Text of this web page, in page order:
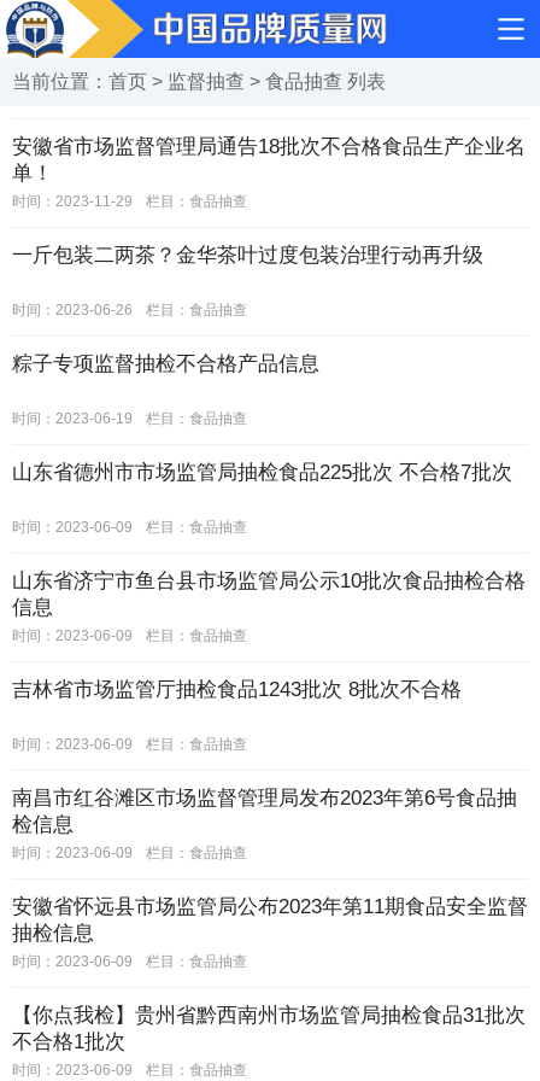
当前位置： 首页 > 监督抽查 > 食品抽查 列表
安徽省市场监督管理局通告18批次不合格食品生产企业名
单！
时间：2023-11-29 栏目： 食品抽查
一斤包装二两茶？金华茶叶过度包装治理行动再升级
时间：2023-06-26 栏目： 食品抽查
粽子专项监督抽检不合格产品信息
时间：2023-06-19 栏目： 食品抽查
山东省德州市市场监管局抽检食品225批次 不合格7批次
时间：2023-06-09 栏目： 食品抽查
山东省济宁市鱼台县市场监管局公示10批次食品抽检合格
信息
时间：2023-06-09 栏目： 食品抽查
吉林省市场监管厅抽检食品1243批次 8批次不合格
时间：2023-06-09 栏目： 食品抽查
南昌市红谷滩区市场监督管理局发布2023年第6号食品抽
检信息
时间：2023-06-09 栏目： 食品抽查
安徽省怀远县市场监管局公布2023年第11期食品安全监督
抽检信息
时间：2023-06-09 栏目： 食品抽查
【你点我检】贵州省黔西南州市场监管局抽检食品31批次
不合格1批次
时间：2023-06-09 栏目： 食品抽查